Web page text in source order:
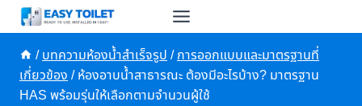
Skip
to
content
/บทความห้องน้ำสำเร็จรูป/การออกแบบและมาตรฐานที่
เกี่ยวข้อง/ ห้องอาบน้ำสาธารณะ ต้องมีอะไรบ้าง? มาตรฐาน
HAS พร้อมรุ่นให้เลือกตามจำนวนผู้ใช้